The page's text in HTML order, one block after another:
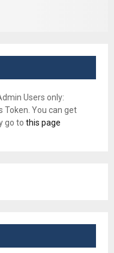
Users only:
Token. You can get
go to this page